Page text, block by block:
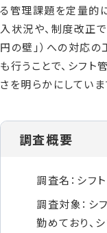
る管理課題を定量的
入状況や、制度改正
円の壁」）への対応
も行うことで、シフ
さを明らかにしていま
調査概要
調査名：シフ
調査対象：シ
勤めており、